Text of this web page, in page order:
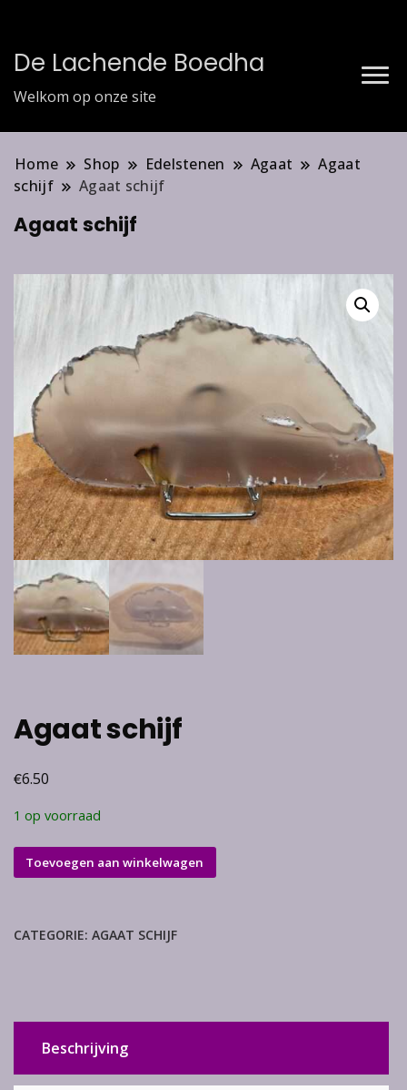
De Lachende Boedha
Welkom op onze site
Home Shop Edelstenen Agaat
Agaat
schijf
Agaat schijf
Agaat schijf
Agaat schijf
€6.50
1 op voorraad
Agaat
schijf
Toevoegen aan winkelwagen
CATEGORIE: AGAAT SCHIJF
Beschrijving